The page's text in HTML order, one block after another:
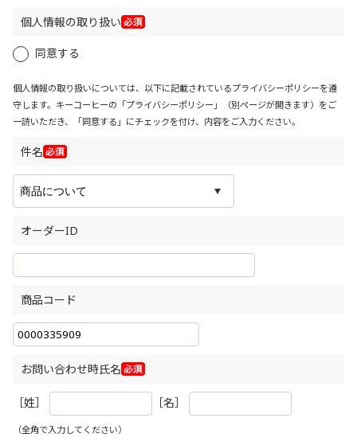
個人情報の取り扱い
同意する
個人情報の取り扱いについては、以下に記載されているプライバシーポリシーを遵
守します。キーコーヒーの「プライバシーポリシー 」（別ページが開きます）をご
一読いただき、「同意する」にチェックを付け、内容をご入力ください。
件名
オーダーID
商品コード
お問い合わせ時氏名
［姓］ ［名］
（全角で入力してください）